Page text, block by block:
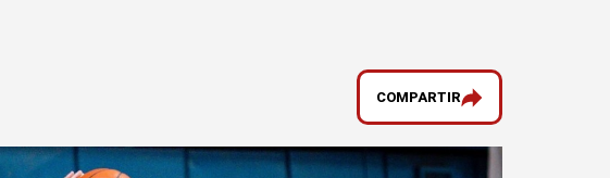
COMPARTIR